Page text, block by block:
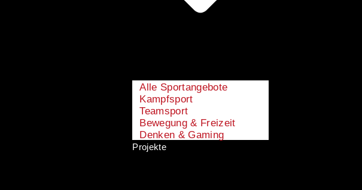
Alle Sportangebote
Kampfsport
Teamsport
Bewegung & Freizeit
Denken & Gaming
Projekte